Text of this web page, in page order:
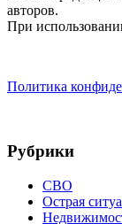
авторов.
При
Политика
Рубрики
СВО
Острая